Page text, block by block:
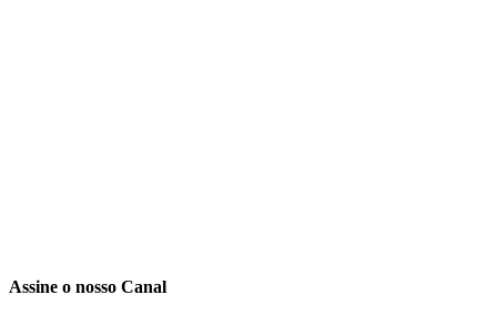
Assine o nosso Canal